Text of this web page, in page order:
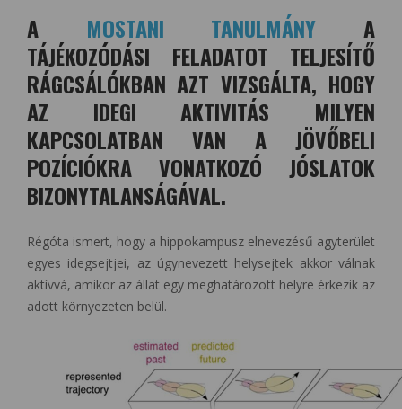
A MOSTANI TANULMÁNY A
TÁJÉKOZÓDÁSI FELADATOT TELJESÍTŐ
RÁGCSÁLÓKBAN AZT VIZSGÁLTA, HOGY
AZ IDEGI AKTIVITÁS MILYEN
KAPCSOLATBAN VAN A JÖVŐBELI
POZÍCIÓKRA VONATKOZÓ JÓSLATOK
BIZONYTALANSÁGÁVAL.
Régóta ismert, hogy a hippokampusz elnevezésű agyterület
egyes idegsejtjei, az úgynevezett helysejtek akkor válnak
aktívvá, amikor az állat egy meghatározott helyre érkezik az
adott környezeten belül.